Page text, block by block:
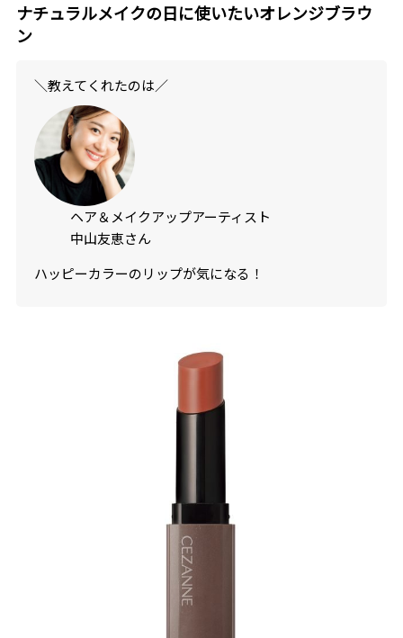
ナチュラルメイクの日に使いたいオレンジブラウ
ン
＼教えてくれたのは／
ヘア＆メイクアップアーティスト
中山友恵さん
ハッピーカラーのリップが気になる！